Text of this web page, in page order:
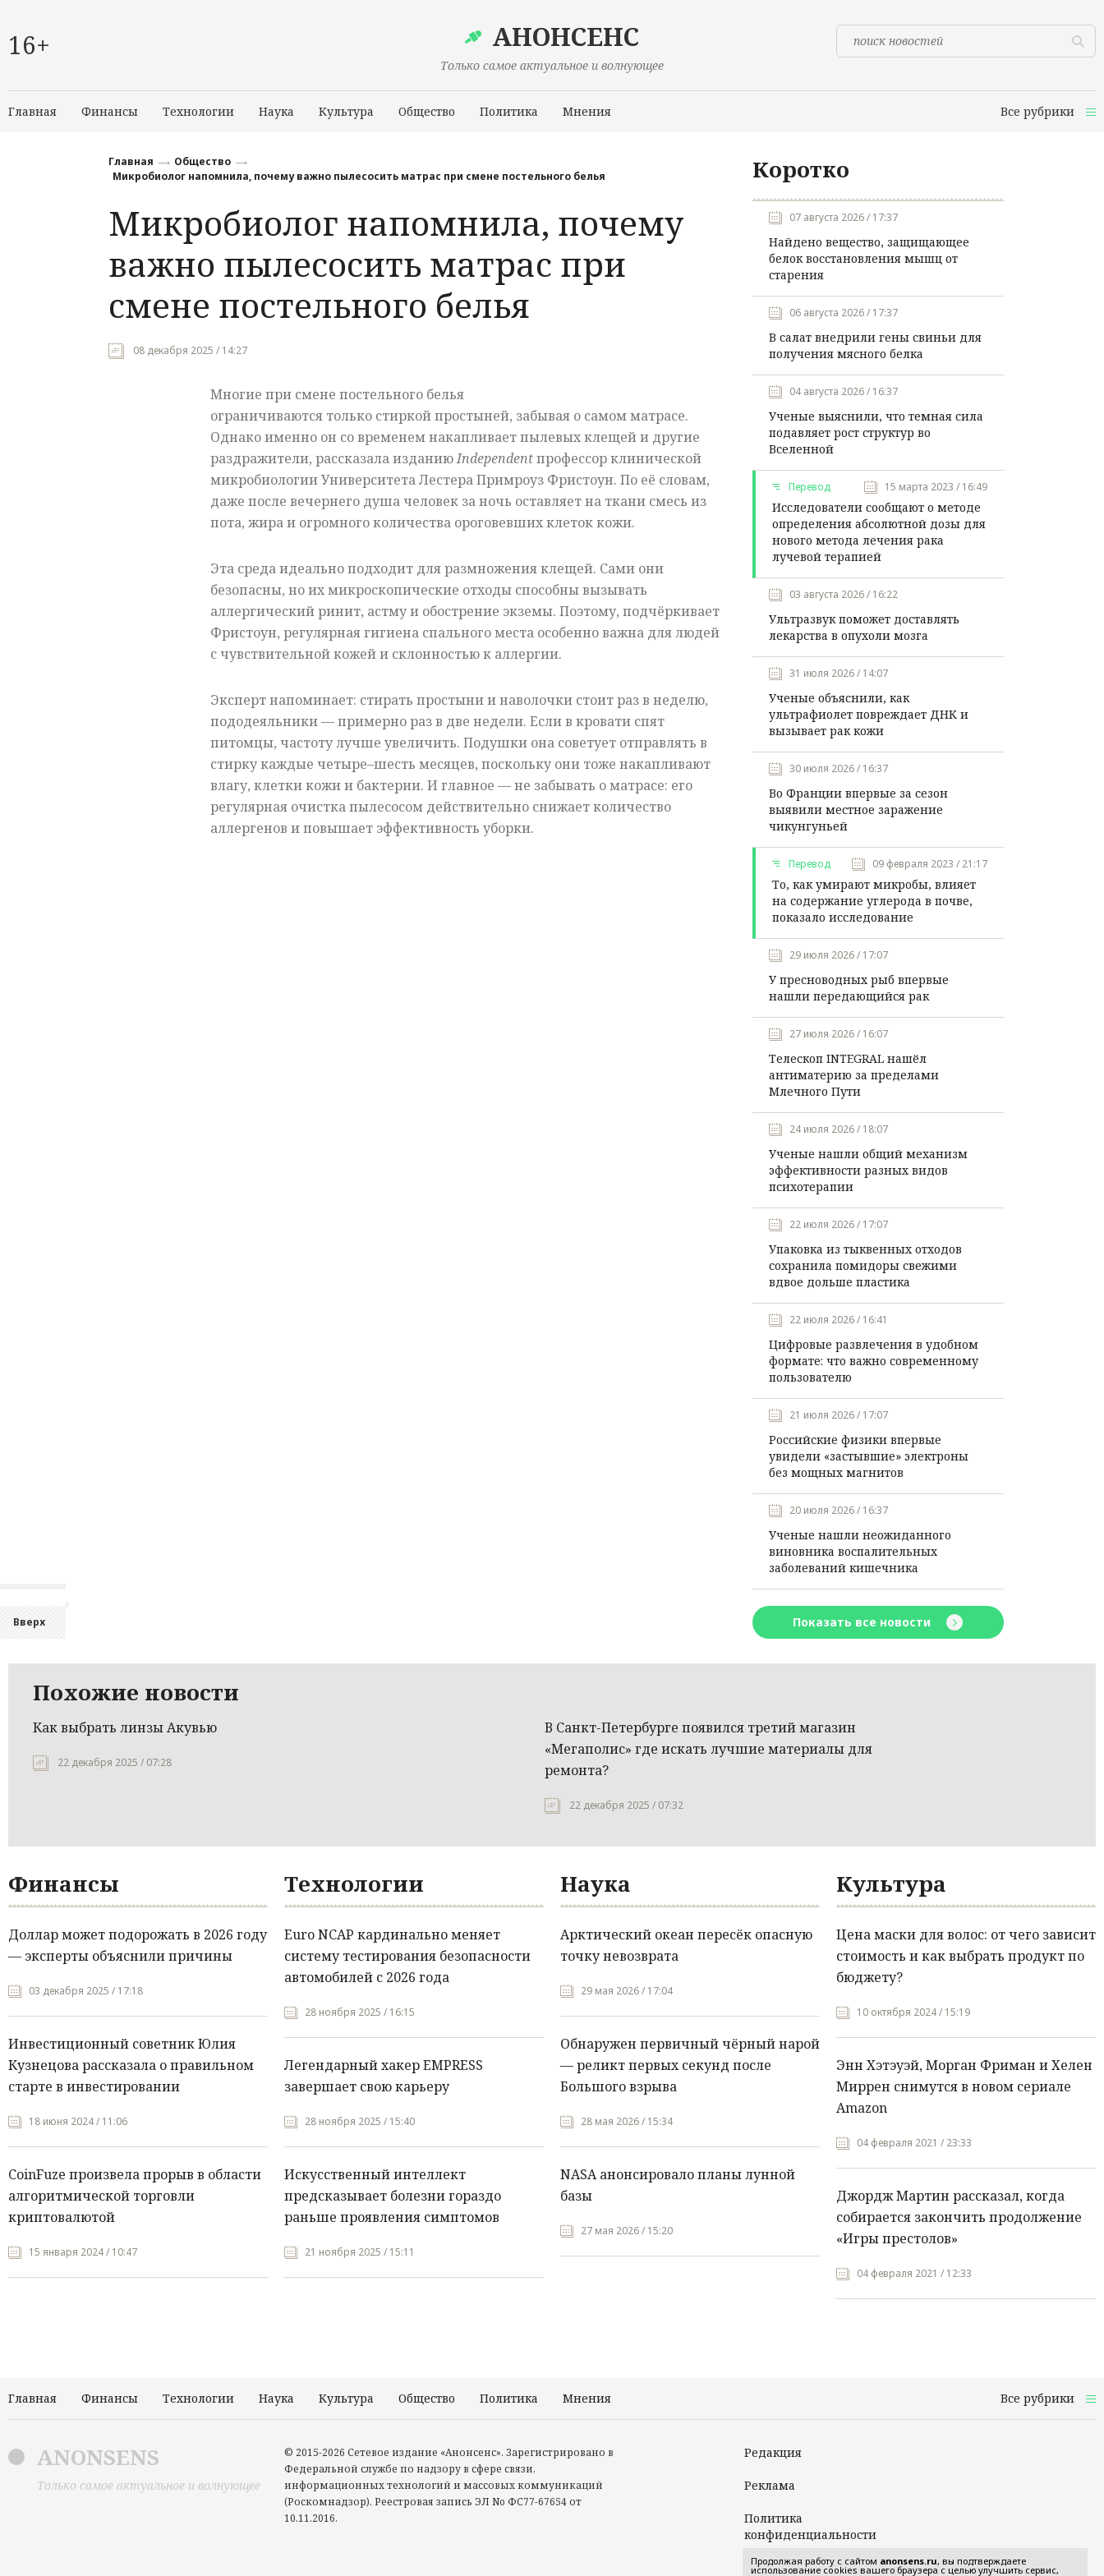
16+ АНОНСЕНС
Только самое актуальное и волнующее
Главная Финансы Технологии Наука Культура Общество Политика Мнения Все рубрики
Вверх
Главная
Общество
Микробиолог напомнила, почему важно пылесосить матрас при смене постельного белья
Микробиолог напомнила, почему
важно пылесосить матрас при
смене постельного белья
08 декабря 2025 / 14:27
Многие при смене постельного белья
ограничиваются только стиркой простыней, забывая о самом матрасе.
Однако именно он со временем накапливает пылевых клещей и другие
раздражители, рассказала изданиюIndependentпрофессор клинической
микробиологии Университета Лестера Примроуз Фристоун. По её словам,
даже после вечернего душа человек за ночь оставляет на ткани смесь из
пота, жира и огромного количества ороговевших клеток кожи.
Эта среда идеально подходит для размножения клещей. Сами они
безопасны, но их микроскопические отходы способны вызывать
аллергический ринит, астму и обострение экземы. Поэтому, подчёркивает
Фристоун, регулярная гигиена спального места особенно важна для людей
с чувствительной кожей и склонностью к аллергии.
Эксперт напоминает: стирать простыни и наволочки стоит раз в неделю,
пододеяльники — примерно раз в две недели. Если в кровати спят
питомцы, частоту лучше увеличить. Подушки она советует отправлять в
стирку каждые четыре–шесть месяцев, поскольку они тоже накапливают
влагу, клетки кожи и бактерии. И главное — не забывать о матрасе: его
регулярная очистка пылесосом действительно снижает количество
аллергенов и повышает эффективность уборки.
Коротко
07 августа 2026 / 17:37
Найдено вещество, защищающее
белок восстановления мышц от
старения
06 августа 2026 / 17:37
В салат внедрили гены свиньи для
получения мясного белка
04 августа 2026 / 16:37
Ученые выяснили, что темная сила
подавляет рост структур во
Вселенной
Перевод 15 марта 2023 / 16:49
Исследователи сообщают о методе
определения абсолютной дозы для
нового метода лечения рака
лучевой терапией
03 августа 2026 / 16:22
Ультразвук поможет доставлять
лекарства в опухоли мозга
31 июля 2026 / 14:07
Ученые объяснили, как
ультрафиолет повреждает ДНК и
вызывает рак кожи
30 июля 2026 / 16:37
Во Франции впервые за сезон
выявили местное заражение
чикунгуньей
Перевод 09 февраля 2023 / 21:17
То, как умирают микробы, влияет
на содержание углерода в почве,
показало исследование
29 июля 2026 / 17:07
У пресноводных рыб впервые
нашли передающийся рак
27 июля 2026 / 16:07
Телескоп INTEGRAL нашёл
антиматерию за пределами
Млечного Пути
24 июля 2026 / 18:07
Ученые нашли общий механизм
эффективности разных видов
психотерапии
22 июля 2026 / 17:07
Упаковка из тыквенных отходов
сохранила помидоры свежими
вдвое дольше пластика
22 июля 2026 / 16:41
Цифровые развлечения в удобном
формате: что важно современному
пользователю
21 июля 2026 / 17:07
Российские физики впервые
увидели «застывшие» электроны
без мощных магнитов
20 июля 2026 / 16:37
Ученые нашли неожиданного
виновника воспалительных
заболеваний кишечника
Показать все новости
Похожие новости
Как выбрать линзы Акувью
22 декабря 2025 / 07:28
В Санкт-Петербурге появился третий магазин
«Мегаполис» где искать лучшие материалы для
ремонта?
22 декабря 2025 / 07:32
Финансы
Доллар может подорожать в 2026 году
— эксперты объяснили причины
03 декабря 2025 / 17:18
Инвестиционный советник Юлия
Кузнецова рассказала о правильном
старте в инвестировании
18 июня 2024 / 11:06
CoinFuze произвела прорыв в области
алгоритмической торговли
криптовалютой
15 января 2024 / 10:47
Технологии
Euro NCAP кардинально меняет
систему тестирования безопасности
автомобилей с 2026 года
28 ноября 2025 / 16:15
Легендарный хакер EMPRESS
завершает свою карьеру
28 ноября 2025 / 15:40
Искусственный интеллект
предсказывает болезни гораздо
раньше проявления симптомов
21 ноября 2025 / 15:11
Наука
Арктический океан пересёк опасную
точку невозврата
29 мая 2026 / 17:04
Обнаружен первичный чёрный нарой
— реликт первых секунд после
Большого взрыва
28 мая 2026 / 15:34
NASA анонсировало планы лунной
базы
27 мая 2026 / 15:20
Культура
Цена маски для волос: от чего зависит
стоимость и как выбрать продукт по
бюджету?
10 октября 2024 / 15:19
Энн Хэтэуэй, Морган Фриман и Хелен
Миррен снимутся в новом сериале
Amazon
04 февраля 2021 / 23:33
Джордж Мартин рассказал, когда
собирается закончить продолжение
«Игры престолов»
04 февраля 2021 / 12:33
Главная Финансы Технологии Наука Культура Общество Политика Мнения Все рубрики
ANONSENS
Только самое актуальное и волнующее
© 2015-2026 Сетевое издание «Анонсенс». Зарегистрировано в
Федеральной службе по надзору в сфере связи,
информационных технологий и массовых коммуникаций
(Роскомнадзор). Реестровая запись ЭЛ No ФС77-67654 от
10.11.2016.
Редакция
Реклама
Политика
конфиденциальности
Пользовательское
Продолжая работу с сайтом anonsens.ru, вы подтверждаете
использование cookies вашего браузера с целью улучшить сервис,